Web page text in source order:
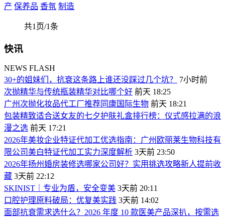
产 保养品 香氛 制造
共1页/1条
快讯
NEWS FLASH
30+的姐妹们，抗衰这条路上谁还没踩过几个坑？
7小时前
次抛精华与传统瓶装精华对比哪个好 前天 18:25
广州次抛化妆品代工厂推荐同康国际生物 前天 18:21
包装精致适合送女友的七夕护肤礼盒排行榜：仪式感拉满的浪
漫之选 前天 17:21
2026年美妆企业特证代加工优选指南：广州欧丽莱生物科技有
限公司美白特证代加工实力深度解析 3天前 23:50
2026年扬州婚房装修选哪家公司好？实用挑选攻略新人提前收
藏 3天前 22:12
SKINIST｜专业为盾，安全变美 3天前 20:11
口腔护理原料破局：优复美实践 3天前 14:02
面部抗衰需求选什么？2026 年度 10 款医美产品深扒，按需选